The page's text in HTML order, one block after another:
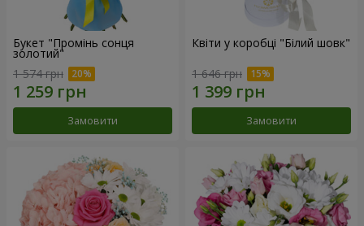
Букет "Промінь сонця
золотий"
1 574 грн
Замовити
Квіти у коробці "Білий шовк"
1 646 грн
Замовити